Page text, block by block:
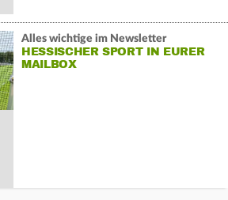
Alles wichtige im Newsletter
HESSISCHER SPORT IN EURER
MAILBOX